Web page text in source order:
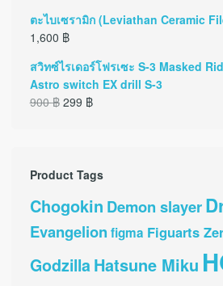
ตะไบเซรามิก (Leviathan Ceramic
1,600 ฿
สวิทซ์ไรเดอร์โฟรเซะ S-3 Masked
Astro switch EX drill S-3
900฿ 299 ฿
Product Tags
Chogokin Demon slayer
Evangelion figma Figuarts
GodzillaHatsune Miku